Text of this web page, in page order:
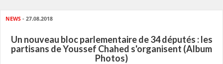
NEWS - 27.08.2018
Un nouveau bloc parlementaire de 34 députés : les
partisans de Youssef Chahed s'organisent (Album
Photos)